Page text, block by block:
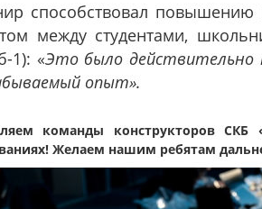
способствовал повышению
между студентами,
1): «Это было действительно
опыт».
команды конструкторов
Желаем нашим ребятам